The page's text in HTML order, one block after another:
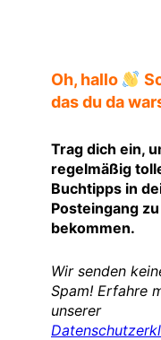
Oh, hallo
das du da
Trag dich ein,
regelmäßig
Buchtipps in
Posteingang zu
bekommen.
Wir senden
Spam! Erfahre
unserer